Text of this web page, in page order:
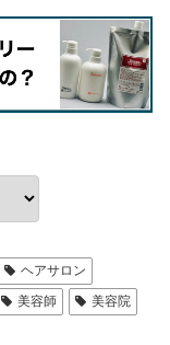
ヘアサロン
美容師
美容院